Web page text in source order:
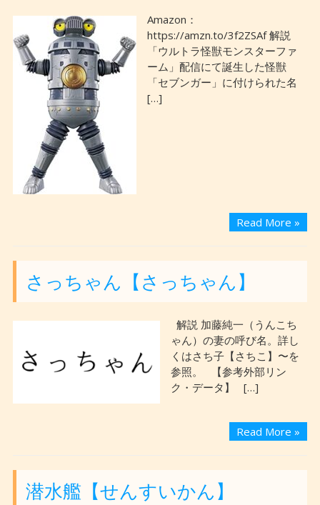
Amazon：
https://amzn.to/3f2ZSAf 解説
「ウルトラ怪獣モンスターファ
ーム」配信にて誕生した怪獣
「セブンガー」に付けられた名
[…]
Read More »
さっちゃん【さっちゃん】
解説 加藤純一（うんこち
ゃん）の妻の呼び名。詳し
くはさち子【さちこ】〜を
参照。 【参考外部リン
ク・データ】 […]
Read More »
潜水艦【せんすいかん】